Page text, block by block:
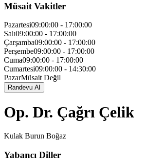
Müsait Vakitler
Pazartesi09:00:00 - 17:00:00
Salı09:00:00 - 17:00:00
Çarşamba09:00:00 - 17:00:00
Perşembe09:00:00 - 17:00:00
Cuma09:00:00 - 17:00:00
Cumartesi09:00:00 - 14:30:00
PazarMüsait Değil
Randevu Al
Op. Dr. Çağrı Çelik
Kulak Burun Boğaz
Yabancı Diller